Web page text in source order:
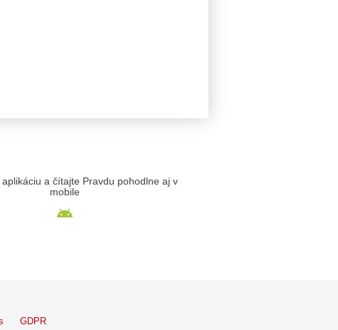
a čítajte Pravdu pohodlne aj v
mobile
GDPR